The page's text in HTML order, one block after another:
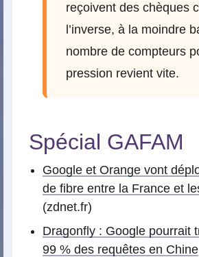
reçoivent des chèques
l’inverse, à la moindre
nombre de compteurs
pression revient vite.
Spécial GAFAM
Google et Orange vont
de fibre entre la France et
(zdnet.fr)
Dragonfly : Google pourrait
99 % des requêtes en Chine